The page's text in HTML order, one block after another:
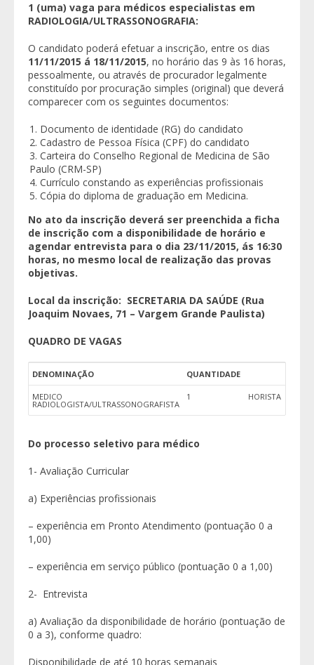
1 (uma) vaga para médicos especialistas em
RADIOLOGIA/ULTRASSONOGRAFIA:
O candidato poderá efetuar a inscrição, entre os dias
11/11/2015 á 18/11/2015, no horário das 9 às 16 horas,
pessoalmente, ou através de procurador legalmente
constituído por procuração simples (original) que deverá
comparecer com os seguintes documentos:
Documento de identidade (RG) do candidato
Cadastro de Pessoa Física (CPF) do candidato
Carteira do Conselho Regional de Medicina de São
Paulo (CRM-SP)
Currículo constando as experiências profissionais
Cópia do diploma de graduação em Medicina.
No ato da inscrição deverá ser preenchida a ficha
de inscrição com a disponibilidade de horário e
agendar entrevista para o dia 23/11/2015, ás 16:30
horas, no mesmo local de realização das provas
objetivas.
Local da inscrição: SECRETARIA DA SAÚDE (Rua
Joaquim Novaes, 71 – Vargem Grande Paulista)
QUADRO DE VAGAS
DENOMINAÇÃO QUANTIDADE
MEDICO
RADIOLOGISTA/ULTRASSONOGRAFISTA
1 HORISTA
Do processo seletivo para médico
1- Avaliação Curricular
a) Experiências profissionais
– experiência em Pronto Atendimento (pontuação 0 a
1,00)
– experiência em serviço público (pontuação 0 a 1,00)
2- Entrevista
a) Avaliação da disponibilidade de horário (pontuação de
0 a 3), conforme quadro:
Disponibilidade de até 10 horas semanais